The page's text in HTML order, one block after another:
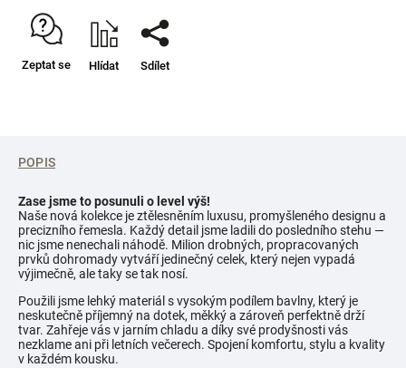
Zeptat se Hlídat Sdílet
POPIS
Zase jsme to posunuli o level výš!
Naše nová kolekce je ztělesněním luxusu, promyšleného designu a
precizního řemesla. Každý detail jsme ladili do posledního stehu —
nic jsme nenechali náhodě. Milion drobných, propracovaných
prvků dohromady vytváří jedinečný celek, který nejen vypadá
výjimečně, ale taky se tak nosí.
Použili jsme lehký materiál s vysokým podílem bavlny, který je
neskutečně příjemný na dotek, měkký a zároveň perfektně drží
tvar. Zahřeje vás v jarním chladu a díky své prodyšnosti vás
nezklame ani při letních večerech. Spojení komfortu, stylu a kvality
v každém kousku.